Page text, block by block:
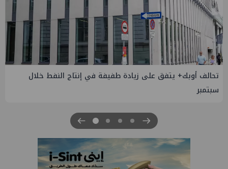
إسدال الستار على النسخة الثانية من "منتدى مصر للطاقة
والصناعة 2026" بنجاح